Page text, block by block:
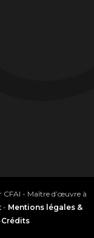
- Maître d’œuvre à
- Mentions légales &
Crédits